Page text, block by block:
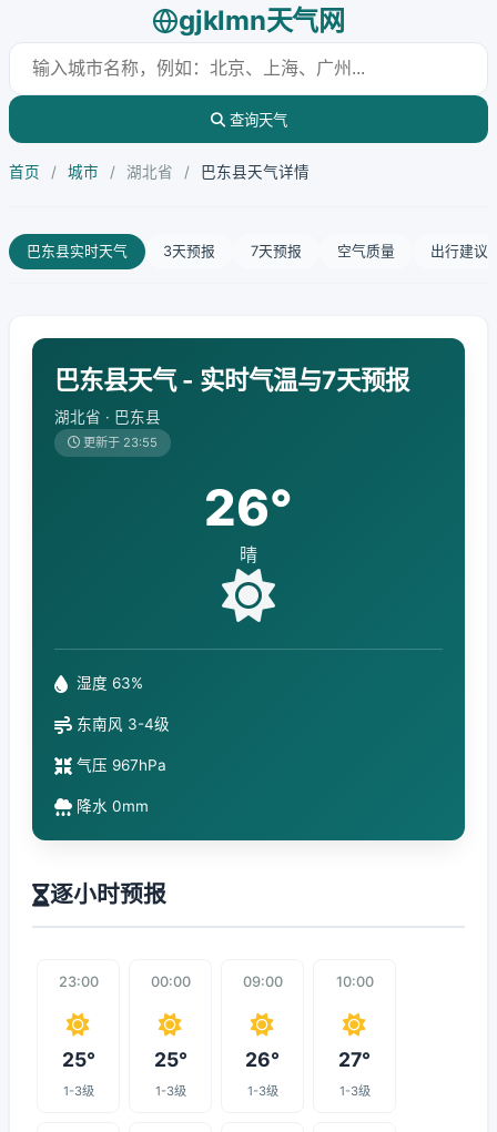
gjklmn天气网
查询天气
首页 / 城市 / 湖北省 / 巴东县天气详情
巴东县实时天气 3天预报 7天预报 空气质量 出行建议
巴东县天气 - 实时气温与7天预报
湖北省 · 巴东县
更新于 23:55
26°
晴
湿度 63%
东南风 3-4级
气压 967hPa
降水 0mm
逐小时预报
23:00
25°
1-3级
00:00
25°
1-3级
09:00
26°
1-3级
10:00
27°
1-3级